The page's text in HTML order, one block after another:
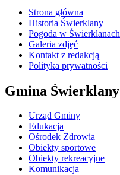
Strona główna
Historia Świerklany
Pogoda w Świerklanach
Galeria zdjęć
Kontakt z redakcją
Polityka prywatności
Gmina Świerklany
Urząd Gminy
Edukacja
Ośrodek Zdrowia
Obiekty sportowe
Obiekty rekreacyjne
Komunikacja